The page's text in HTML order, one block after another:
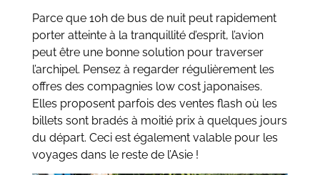
Parce que 10h de bus de nuit peut rapidement
porter atteinte à la tranquillité d’esprit, l’avion
peut être une bonne solution pour traverser
l’archipel. Pensez à regarder régulièrement les
offres des compagnies low cost japonaises.
Elles proposent parfois des ventes flash où les
billets sont bradés à moitié prix à quelques jours
du départ. Ceci est également valable pour les
voyages dans le reste de l’Asie !